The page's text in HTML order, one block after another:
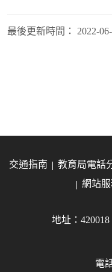
最後更新時間： 2022-
交通指南 教育局電話
網站
地址：
電